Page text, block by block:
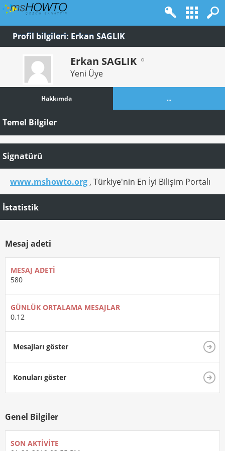
Profil bilgileri: Erkan SAGLIK
Erkan SAGLIK
Yeni Üye
Hakkımda ...
Temel Bilgiler
Signatürü
www.mshowto.org , Türkiye'nin En İyi Bilişim Portalı
İstatistik
Mesaj adeti
MESAJ ADETI
580
GÜNLÜK ORTALAMA MESAJLAR
0.12
Mesajları göster
Konuları göster
Genel Bilgiler
SON AKTIVITE